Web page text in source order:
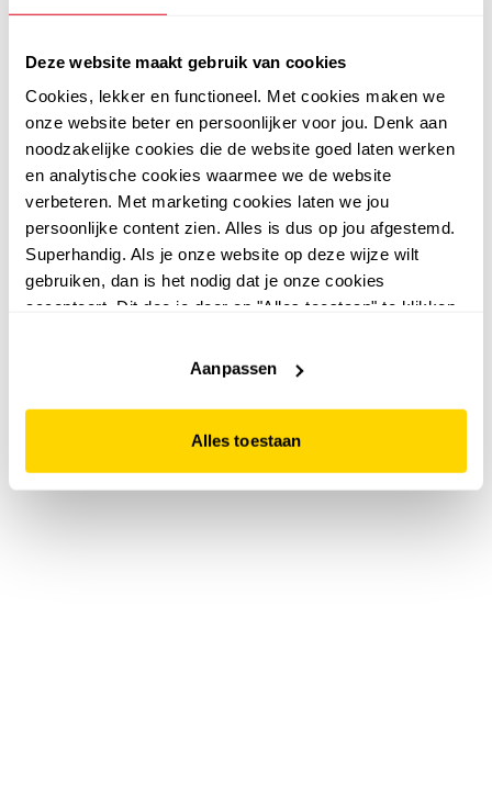
Deze website maakt gebruik van cookies
Cookies, lekker en functioneel. Met cookies maken we
onze website beter en persoonlijker voor jou. Denk aan
noodzakelijke cookies die de website goed laten werken
en analytische cookies waarmee we de website
verbeteren. Met marketing cookies laten we jou
persoonlijke content zien. Alles is dus op jou afgestemd.
Superhandig. Als je onze website op deze wijze wilt
gebruiken, dan is het nodig dat je onze cookies
accepteert. Dit doe je door op "Alles toestaan" te klikken.
website niet optimaal functioneert.
Aanpassen
Alles toestaan